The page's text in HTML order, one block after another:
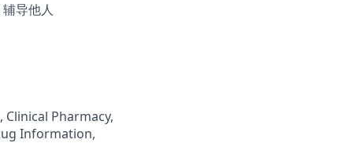
导他人
Pharmacy,
Information,